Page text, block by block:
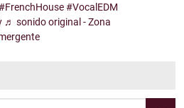
#VocalEDM
♬ sonido original - Zona